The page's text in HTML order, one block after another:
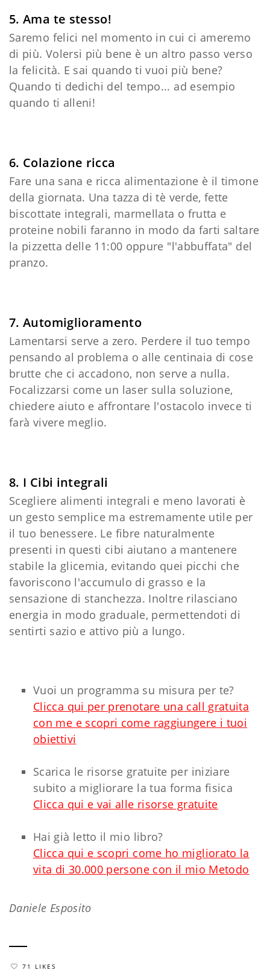
5. Ama te stesso!
Saremo felici nel momento in cui ci ameremo
di più. Volersi più bene è un altro passo verso
la felicità. E sai quando ti vuoi più bene?
Quando ti dedichi del tempo... ad esempio
quando ti alleni!
6. Colazione ricca
Fare una sana e ricca alimentazione è il timone
della giornata. Una tazza di tè verde, fette
biscottate integrali, marmellata o frutta e
proteine nobili faranno in modo da farti saltare
la pizzetta delle 11:00 oppure "l'abbuffata" del
pranzo.
7. Automiglioramento
Lamentarsi serve a zero. Perdere il tuo tempo
pensando al problema o alle centinaia di cose
brutte che ci accadono, non serve a nulla.
Focalizzarsi come un laser sulla soluzione,
chiedere aiuto e affrontare l'ostacolo invece ti
farà vivere meglio.
8. I Cibi integrali
Scegliere alimenti integrali e meno lavorati è
un gesto semplice ma estremamente utile per
il tuo benessere. Le fibre naturalmente
presenti in questi cibi aiutano a mantenere
stabile la glicemia, evitando quei picchi che
favoriscono l'accumulo di grasso e la
sensazione di stanchezza. Inoltre rilasciano
energia in modo graduale, permettendoti di
sentirti sazio e attivo più a lungo.
Vuoi un programma su misura per te?
Clicca qui per prenotare una call gratuita
con me e scopri come raggiungere i tuoi
obiettivi
Scarica le risorse gratuite per iniziare
subito a migliorare la tua forma fisica
Clicca qui e vai alle risorse gratuite
Hai già letto il mio libro?
Clicca qui e scopri come ho migliorato la
vita di 30.000 persone con il mio Metodo
Daniele Esposito
71 LIKES